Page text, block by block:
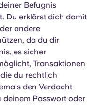
Befugnis
Du erklärst dich damit
andere
da du dir
es sicher
Transaktionen
du rechtlich
den Verdacht
Passwort oder